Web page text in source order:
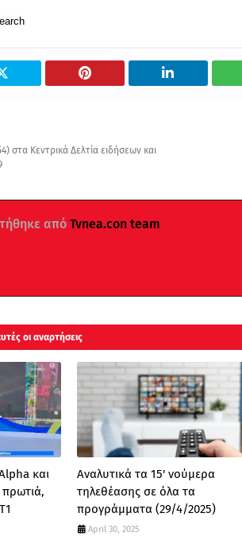
στα Κεντρικά Δελτία ειδήσεων και
από Tvnea.con team
οι αναρτήσεις
και
πρωτιά,
Αναλυτικά τα 15' νούμερα
τηλεθέασης σε όλα τα
προγράμματα (29/4/2025)
April 30, 2025